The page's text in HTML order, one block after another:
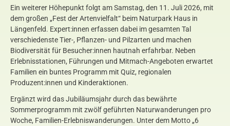
Ein weiterer Höhepunkt folgt am Samstag, den 11. Juli 2026, mit
dem großen „Fest der Artenvielfalt“ beim Naturpark Haus in
Längenfeld. Expert:innen erfassen dabei im gesamten Tal
verschiedenste Tier-, Pflanzen- und Pilzarten und machen
Biodiversität für Besucher:innen hautnah erfahrbar. Neben
Erlebnisstationen, Führungen und Mitmach-Angeboten erwartet
Familien ein buntes Programm mit Quiz, regionalen
Produzent:innen und Kinderaktionen.
Ergänzt wird das Jubiläumsjahr durch das bewährte
Sommerprogramm mit zwölf geführten Naturwanderungen pro
Woche, Familien-Erlebniswanderungen. Unter dem Motto „6